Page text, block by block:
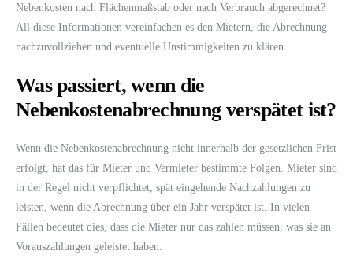
Nebenkosten nach Flächenmaßstab oder nach Verbrauch abgerechnet?
All diese Informationen vereinfachen es den Mietern, die Abrechnung
nachzuvollziehen und eventuelle Unstimmigkeiten zu klären.
Was passiert, wenn die
Nebenkostenabrechnung verspätet ist?
Wenn die Nebenkostenabrechnung nicht innerhalb der gesetzlichen Frist
erfolgt, hat das für Mieter und Vermieter bestimmte Folgen. Mieter sind
in der Regel nicht verpflichtet, spät eingehende Nachzahlungen zu
leisten, wenn die Abrechnung über ein Jahr verspätet ist. In vielen
Fällen bedeutet dies, dass die Mieter nur das zahlen müssen, was sie an
Vorauszahlungen geleistet haben.